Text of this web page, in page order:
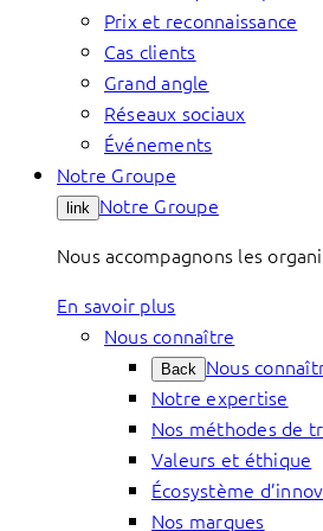
Prix et reconnaissance
Cas clients
Grand angle
Réseaux sociaux
Événements
Notre Groupe
link Notre Groupe
Nous accompagnons les
En savoir plus
Nous connaître
Back Nous
Notre expertise
Nos méthodes de
Valeurs et éthique
Écosystème
Nos marques